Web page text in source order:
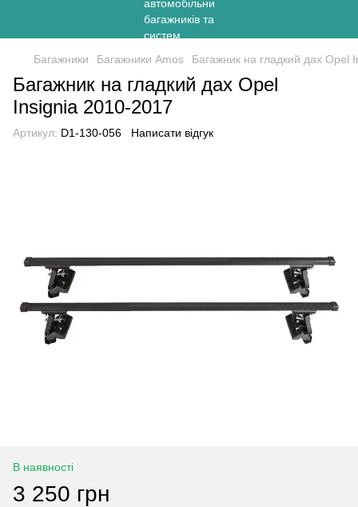
Багажники Багажники Amos Багажник на гладкий дах Opel
Багажник на гладкий дах Opel
Insignia 2010-2017
Артикул: D1-130-056 Написати відгук
В наявності
3 250 грн